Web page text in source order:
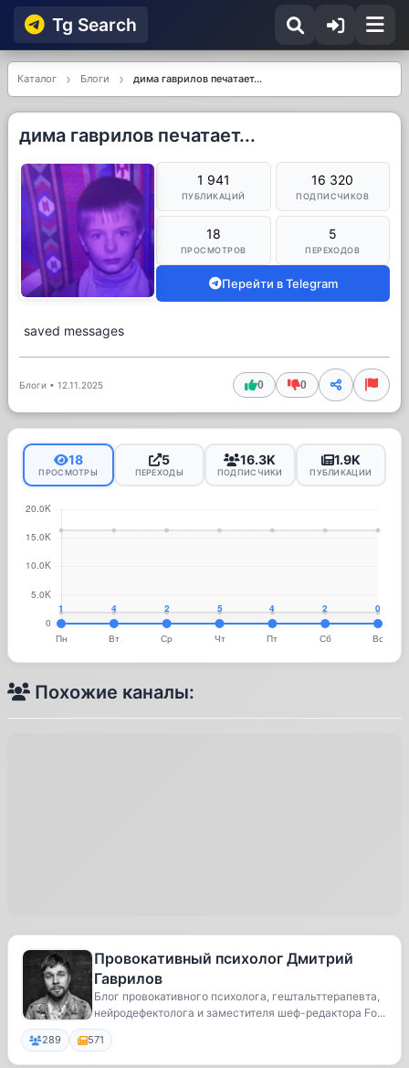
Tg Searсh
Каталог Блоги дима гаврилов печатает...
дима гаврилов печатает...
1 941
ПУБЛИКАЦИЙ
16 320
ПОДПИСЧИКОВ
18
ПРОСМОТРОВ
5
ПЕРЕХОДОВ
Перейти в Telegram
saved messages
Блоги • 12.11.2025 0 0
18
ПРОСМОТРЫ
5
ПЕРЕХОДЫ
16.3K
ПОДПИСЧИКИ
1.9K
ПУБЛИКАЦИИ
Похожие каналы:
Провокативный психолог Дмитрий
Гаврилов
Блог провокативного психолога, гештальттерапевта,
нейродефектолога и заместителя шеф-редактора Fo...
289 571